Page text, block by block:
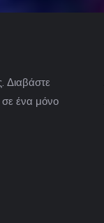
Διαβάστε
σε ένα μόνο